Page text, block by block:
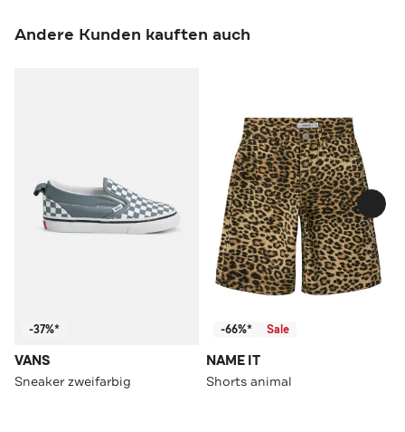
Andere Kunden kauften auch
-37%*
VANS
Sneaker zweifarbig
-66%* Sale
NAME IT
Shorts animal